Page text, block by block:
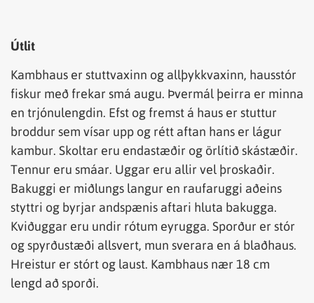
Útlit
Kambhaus er stuttvaxinn og allþykkvaxinn, hausstór
fiskur með frekar smá augu. Þvermál þeirra er minna
en trjónulengdin. Efst og fremst á haus er stuttur
broddur sem vísar upp og rétt aftan hans er lágur
kambur. Skoltar eru endastæðir og örlítið skástæðir.
Tennur eru smáar. Uggar eru allir vel þroskaðir.
Bakuggi er miðlungs langur en raufaruggi aðeins
styttri og byrjar andspænis aftari hluta bakugga.
Kviðuggar eru undir rótum eyrugga. Sporður er stór
og spyrðustæði allsvert, mun sverara en á blaðhaus.
Hreistur er stórt og laust. Kambhaus nær 18 cm
lengd að sporði.